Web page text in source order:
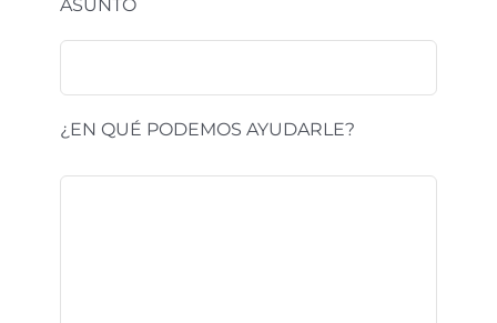
ASUNTO
¿EN QUÉ PODEMOS AYUDARLE?